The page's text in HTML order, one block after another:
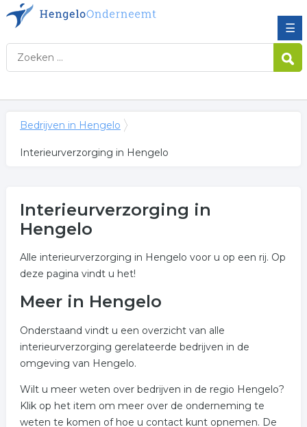
☰
Bedrijven in Hengelo
Interieurverzorging in Hengelo
Interieurverzorging in
Hengelo
Alle interieurverzorging in Hengelo voor u op een rij. Op
deze pagina vindt u het!
Meer in Hengelo
Onderstaand vindt u een overzicht van alle
interieurverzorging gerelateerde bedrijven in de
omgeving van Hengelo.
Wilt u meer weten over bedrijven in de regio Hengelo?
Klik op het item om meer over de onderneming te
weten te komen of hoe u contact kunt opnemen. De